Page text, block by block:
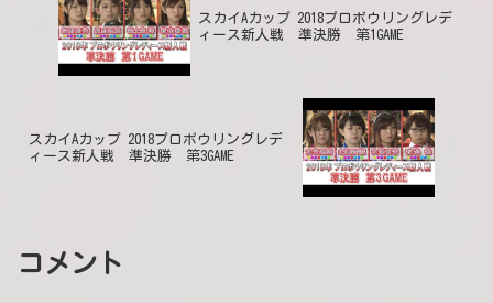
スカイAカップ 2018プロボウリングレデ
ィース新人戦 準決勝 第1GAME
スカイAカップ 2018プロボウリングレデ
ィース新人戦 準決勝 第3GAME
コメント